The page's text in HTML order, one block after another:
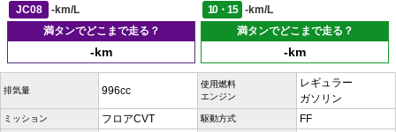
JC08
-km/L 10・15
-km/L
満タンでどこまで走る？
-km
満タンでどこまで走る？
-km
排気量 996cc
使用燃料
エンジン
レギュラー
ガソリン
ミッション フロアCVT 駆動方式 FF